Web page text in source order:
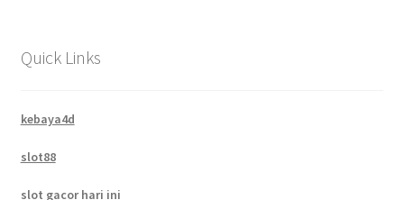
Quick Links
kebaya4d
slot88
slot gacor hari ini